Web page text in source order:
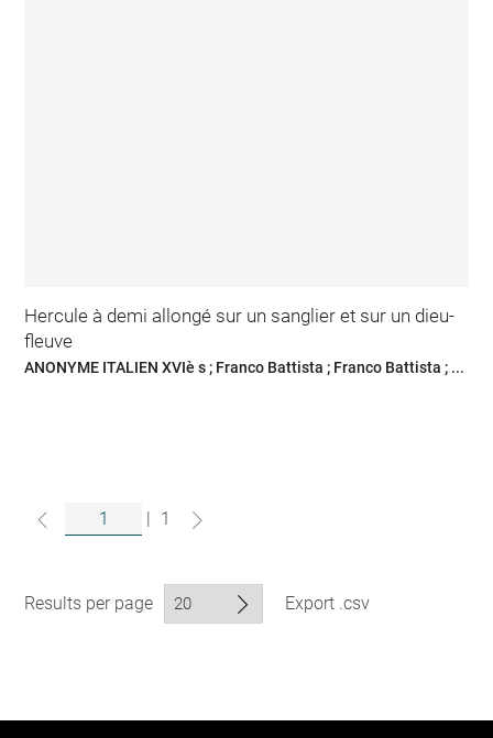
Hercule à demi allongé sur un sanglier et sur un dieu-
fleuve
ANONYME ITALIEN XVIè s ; Franco Battista ; Franco Battista ; ...
1
Results per page Export .csv